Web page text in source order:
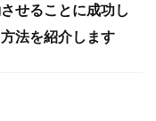
せることに成功し
法を紹介します